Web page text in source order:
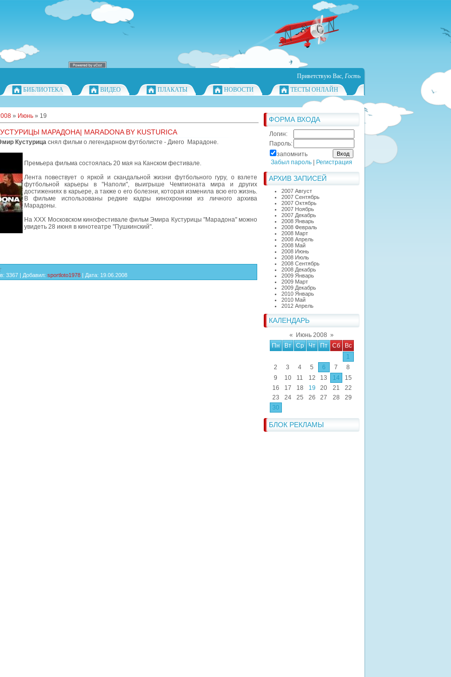
Приветствую Вас, Гость
БИБЛИОТЕКА ВИДЕО ПЛАКАТЫ НОВОСТИ
ТЕСТЫ ОНЛАЙН
ФОРМА ВХОДА
Логин:
Пароль:
запомнить
Забыл пароль
Регистрация
АРХИВ ЗАПИСЕЙ
2007 Август
2007 Сентябрь
2007 Октябрь
2007 Ноябрь
2007 Декабрь
2008 Январь
2008 Февраль
2008 Март
2008 Апрель
2008 Май
2008 Июнь
2008 Июль
2008 Сентябрь
2008 Декабрь
2009 Январь
2009 Март
2009 Декабрь
2010 Январь
2010 Май
2012 Апрель
КАЛЕНДАРЬ
« Июнь 2008 »
Пн
Вт Ср Чт Пт Сб
Вс
1
2
3 4 5 6 7
8
9
10 11 12 13 14
15
16
17 18 19 20 21
22
23
24 25 26 27 28
29
30
БЛОК РЕКЛАМЫ
» Июнь » 19
МАРАДОНА| MARADONA BY KUSTURICA
Кустурица снял фильм о легендарном футболисте - Диего Марадоне.
Премьера фильма состоялась 20 мая на Канском фестивале.
Лента повествует о яркой и скандальной жизни футбольного гуру, о взлете
футбольной карьеры в "Наполи", выигрыше Чемпионата мира и других
достижениях в карьере, а также о его болезни, которая изменила всю его жизнь.
В фильме использованы редкие кадры кинохроники из личного архива
Марадоны.
На XXX Московском кинофестивале фильм Эмира Кустурицы "Марадона" можно
увидеть 28 июня в кинотеатре "Пушкинский".
3367 | Добавил: sportloto1978 | Дата: 19.06.2008